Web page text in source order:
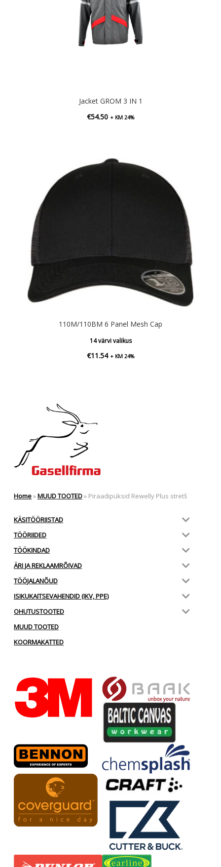
Jacket GROM 3 IN 1
€54.50 + KM 24%
110M/110BM 6 Panel Mesh Cap
14 värvi valikus
€11.54 + KM 24%
Home»MUUD TOOTED» Piraadipüksid Rewelly Plus stretš
KÄSITÖÖRIISTAD
TÖÖRIIDED
TÖÖKINDAD
ÄRI JA REKLAAMRÕIVAD
TÖÖJALANÕUD
ISIKUKAITSEVAHENDID (IKV, PPE)
OHUTUSTOOTED
MUUD TOOTED
KOORMAKATTED